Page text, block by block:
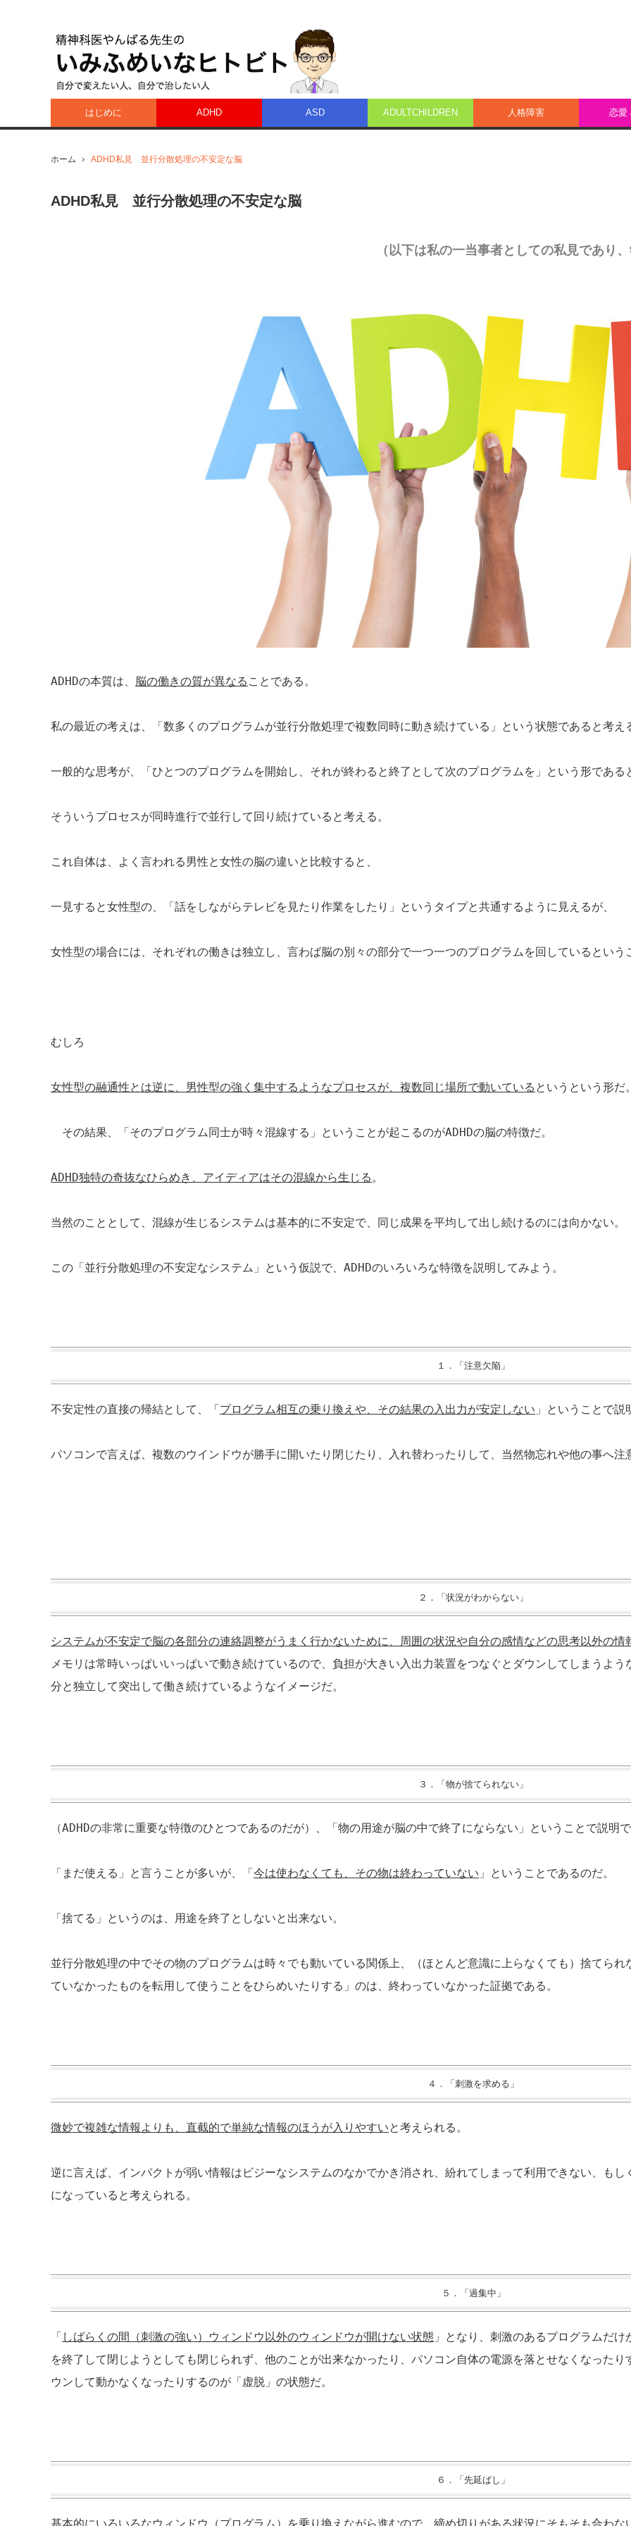
はじめに ADHD ASD ADULTCHILDREN 人格障害 恋愛
ホーム ADHD私見 並行分散処理の不安定な脳
ADHD私見 並行分散処理の不安定な脳
（以下は私の一当事者としての私見であり
ADHDの本質は、 脳の働きの質が異なる ことである。
私の最近の考えは、「数多くのプログラムが並行分散処理で複数同時に動き続けている」という状態であると考え
一般的な思考が、「ひとつのプログラムを開始し、それが終わると終了として次のプログラムを」という形である
そういうプロセスが同時進行で並行して回り続けていると考える。
これ自体は、よく言われる男性と女性の脳の違いと比較すると、
一見すると女性型の、「話をしながらテレビを見たり作業をしたり」というタイプと共通するように見えるが、
女性型の場合には、それぞれの働きは独立し、言わば脳の別々の部分で一つ一つのプログラムを回しているという
むしろ
女性型の融通性とは逆に、男性型の強く集中するようなプロセスが、複数同じ場所で動いている というという形だ。
その結果、「そのプログラム同士が時々混線する」ということが起こるのがADHDの脳の特徴だ。
ADHD独特の奇抜なひらめき、アイディアはその混線から生じる。
当然のこととして、混線が生じるシステムは基本的に不安定で、同じ成果を平均して出し続けるのには向かない。
この「並行分散処理の不安定なシステム」という仮説で、 ADHDのいろいろな特徴を説明してみよう。
１．「注意欠陥」
不安定性の直接の帰結として、「プログラム相互の乗り換えや、その結果の入出力が安定しない 」ということで説
パソコンで言えば、複数のウインドウが勝手に開いたり閉じたり、入れ替わったりして、当然物忘れや他の事へ注
２．「状況がわからない」
システムが不安定で脳の各部分の連絡調整がうまく行かないために、周囲の状況や自分の感情などの思考以外の情
メモリは常時いっぱいいっぱいで動き続けているので、負担が大きい入出力装置をつなぐとダウンしてしまうよ
分と独立して突出して働き続けているようなイメージだ。
３．「物が捨てられない」
（ADHDの非常に重要な特徴のひとつであるのだが）、「物の用途が脳の中で終了にならない」ということで説明で
「まだ使える」と言うことが多いが、「今は使わなくても、その物は終わっていない 」ということであるのだ。
「捨てる」というのは、用途を終了としないと出来ない。
並行分散処理の中でその物のプログラムは時々でも動いている関係上、（ほとんど意識に上らなくても）捨てら
ていなかったものを転用して使うことをひらめいたりする」のは、終わっていなかった証拠である。
４．「刺激を求める」
微妙で複雑な情報よりも、直截的で単純な情報のほうが入りやすいと考えられる。
逆に言えば、インパクトが弱い情報はビジーなシステムのなかでかき消され、紛れてしまって利用できない、も
になっていると考えられる。
５．「過集中」
「 しばらくの間（刺激の強い）ウィンドウ以外のウィンドウが開けない状態 」となり、刺激のあるプログラムだ
を終了して閉じようとしても閉じられず、他のことが出来なかったり、パソコン自体の電源を落とせなくなった
ウンして動かなくなったりするのが「虚脱」の状態だ。
６．「先延ばし」